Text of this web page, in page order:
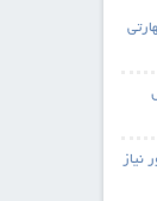
نیاز